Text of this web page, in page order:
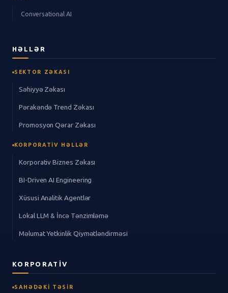
Conversational AI
HƏLLƏR
SEKTOR ZƏKASI
Səhiyyə Zəkası
Pərakəndə Trend Zəkası
Promosyon Qərar Zəkası
KORPORATIV HƏLLƏR
Korporativ Biznes Zəkası
BI-Driven AI Engineering
Xüsusi Analitik Agentlər
Lokal LLM & İncə Tənzimləmə
Məlumat Yetkinlik Qiymətləndirməsi
KORPORATIV
SAHƏDƏKI TƏSIR